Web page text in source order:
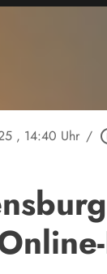
, 14:40 Uhr /